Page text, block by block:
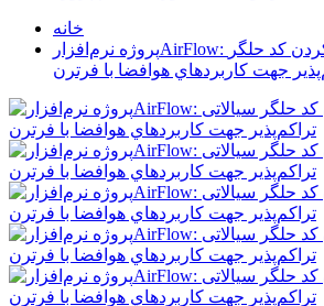
خانه
پروژه نرم‌افزارAirFlow: بهینه و موازی کردن کد حلگر
جهت كاربردهاي هوافضا با فرترن